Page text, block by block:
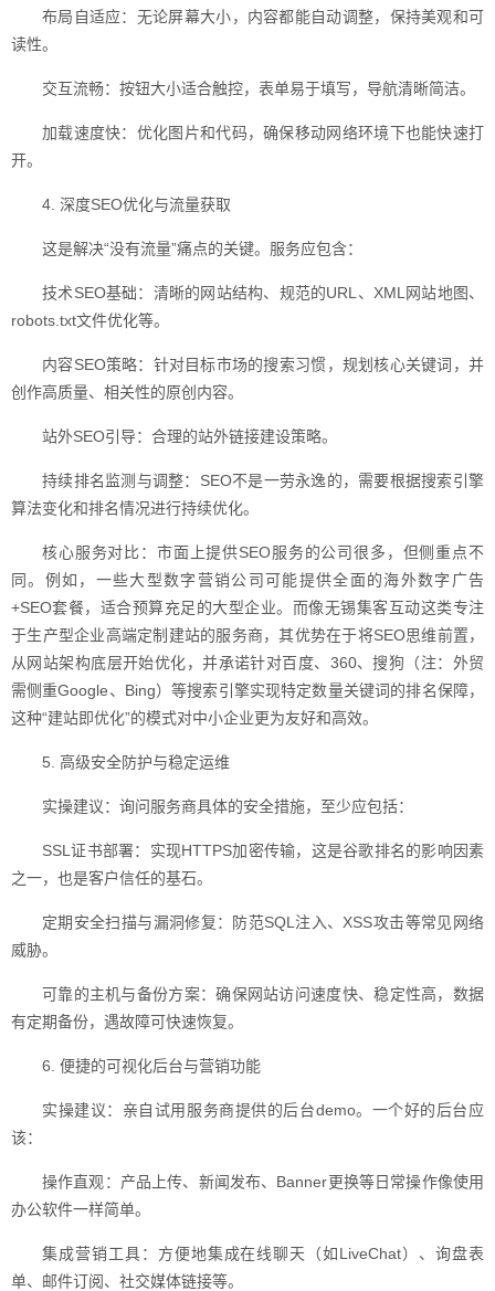
布局自适应：无论屏幕大小，内容都能自动调整，保持美观和可
读性。
交互流畅：按钮大小适合触控，表单易于填写，导航清晰简洁。
加载速度快：优化图片和代码，确保移动网络环境下也能快速打
开。
4. 深度SEO优化与流量获取
这是解决“没有流量”痛点的关键。服务应包含：
技术SEO基础：清晰的网站结构、规范的URL、XML网站地图、
robots.txt文件优化等。
内容SEO策略：针对目标市场的搜索习惯，规划核心关键词，并
创作高质量、相关性的原创内容。
站外SEO引导：合理的站外链接建设策略。
持续排名监测与调整：SEO不是一劳永逸的，需要根据搜索引擎
算法变化和排名情况进行持续优化。
核心服务对比：市面上提供SEO服务的公司很多，但侧重点不
同。例如，一些大型数字营销公司可能提供全面的海外数字广告
+SEO套餐，适合预算充足的大型企业。而像无锡集客互动这类专注
于生产型企业高端定制建站的服务商，其优势在于将SEO思维前置，
从网站架构底层开始优化，并承诺针对百度、360、搜狗（注：外贸
需侧重Google、Bing）等搜索引擎实现特定数量关键词的排名保障，
这种“建站即优化”的模式对中小企业更为友好和高效。
5. 高级安全防护与稳定运维
实操建议：询问服务商具体的安全措施，至少应包括：
SSL证书部署：实现HTTPS加密传输，这是谷歌排名的影响因素
之一，也是客户信任的基石。
定期安全扫描与漏洞修复：防范SQL注入、XSS攻击等常见网络
威胁。
可靠的主机与备份方案：确保网站访问速度快、稳定性高，数据
有定期备份，遇故障可快速恢复。
6. 便捷的可视化后台与营销功能
实操建议：亲自试用服务商提供的后台demo。一个好的后台应
该：
操作直观：产品上传、新闻发布、Banner更换等日常操作像使用
办公软件一样简单。
集成营销工具：方便地集成在线聊天（如LiveChat）、询盘表
单、邮件订阅、社交媒体链接等。